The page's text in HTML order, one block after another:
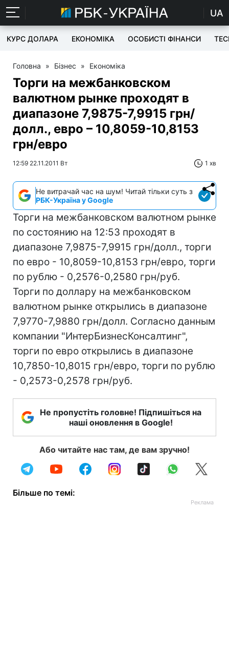
UA
КУРС ДОЛАРА ЕКОНОМІКА ОСОБИСТІ ФІНАНСИ
Головна » Бізнес » Економіка
Торги на межбанковском
валютном рынке проходят в
диапазоне 7,9875-7,9915 грн/
долл., евро – 10,8059-10,8153
грн/евро
12:59 22.11.2011 Вт 1 хв
Не витрачай час на шум! Читай тільки суть з
РБК-Україна у Google
Торги на межбанковском валютном рынке
по состоянию на 12:53 проходят в
диапазоне 7,9875-7,9915 грн/долл., торги
по евро - 10,8059-10,8153 грн/евро, торги
по рублю - 0,2576-0,2580 грн/руб.
Торги по доллару на межбанковском
валютном рынке открылись в диапазоне
7,9770-7,9880 грн/долл. Согласно данным
компании "ИнтерБизнесКонсалтинг",
торги по евро открылись в диапазоне
10,7850-10,8015 грн/евро, торги по рублю
- 0,2573-0,2578 грн/руб.
Не пропустіть головне! Підпишіться на
наші оновлення в Google!
Або читайте нас там, де вам зручно!
Більше по темі: